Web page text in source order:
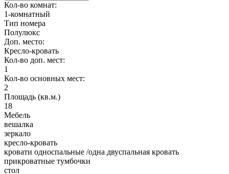
Кол-во комнат:
1-комнатный
Тип номера
Полулюкс
Доп. место:
Кресло-кровать
Кол-во доп. мест:
1
Кол-во основных мест:
2
Площадь (кв.м.)
18
Мебель
вешалка
зеркало
кресло-кровать
кровати односпальные /одна двуспальная кровать
прикроватные тумбочки
стол